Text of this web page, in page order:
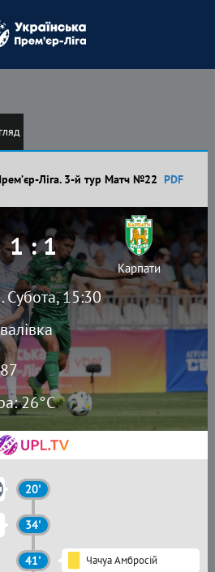
Ліга. 3-й тур Матч №22 PDF
Субота, 15:30
1 : 1
Карпати
26°C
20'
34'
41' Чачуа Амбросій